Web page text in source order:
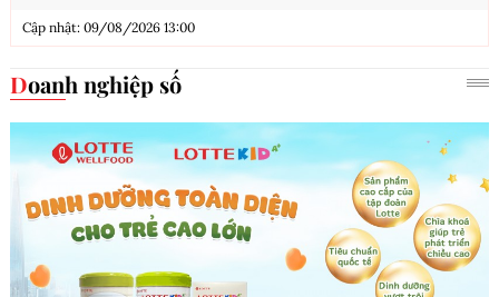
Cập nhật: 09/08/2026 13:00
Doanh nghiệp số